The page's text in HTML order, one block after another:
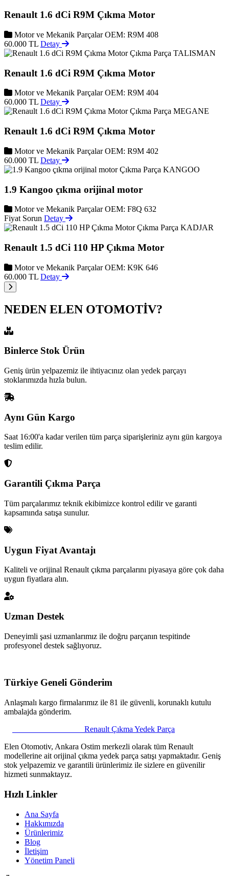
Renault 1.6 dCi R9M Çıkma Motor
Motor ve Mekanik Parçalar OEM: R9M 408
60.000 TL Detay
TALISMAN
Renault 1.6 dCi R9M Çıkma Motor
Motor ve Mekanik Parçalar OEM: R9M 404
60.000 TL Detay
MEGANE
Renault 1.6 dCi R9M Çıkma Motor
Motor ve Mekanik Parçalar OEM: R9M 402
60.000 TL Detay
KANGOO
1.9 Kangoo çıkma orijinal motor
Motor ve Mekanik Parçalar OEM: F8Q 632
Fiyat Sorun Detay
KADJAR
Renault 1.5 dCi 110 HP Çıkma Motor
Motor ve Mekanik Parçalar OEM: K9K 646
60.000 TL Detay
NEDEN ELEN OTOMOTİV?
Binlerce Stok Ürün
Geniş ürün yelpazemiz ile ihtiyacınız olan yedek parçayı
stoklarımızda hızla bulun.
Aynı Gün Kargo
Saat 16:00'a kadar verilen tüm parça siparişleriniz aynı gün kargoya
teslim edilir.
Garantili Çıkma Parça
Tüm parçalarımız teknik ekibimizce kontrol edilir ve garanti
kapsamında satışa sunulur.
Uygun Fiyat Avantajı
Kaliteli ve orijinal Renault çıkma parçalarını piyasaya göre çok daha
uygun fiyatlara alın.
Uzman Destek
Deneyimli şasi uzmanlarımız ile doğru parçanın tespitinde
profesyonel destek sağlıyoruz.
Türkiye Geneli Gönderim
Anlaşmalı kargo firmalarımız ile 81 ile güvenli, korunaklı kutulu
ambalajda gönderim.
Renault Çıkma Yedek Parça
Elen Otomotiv, Ankara Ostim merkezli olarak tüm Renault
modellerine ait orijinal çıkma yedek parça satışı yapmaktadır. Geniş
stok yelpazemiz ve garantili ürünlerimiz ile sizlere en güvenilir
hizmeti sunmaktayız.
Hızlı Linkler
Ana Sayfa
Hakkımızda
Ürünlerimiz
Blog
İletişim
Yönetim Paneli